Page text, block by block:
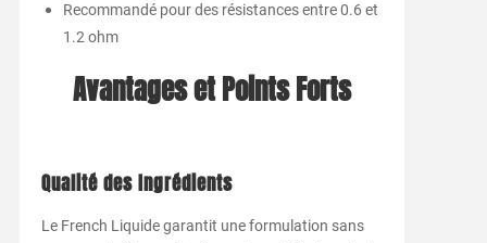
Recommandé pour des résistances entre 0.6 et
1.2 ohm
Avantages et Points Forts
Qualité des Ingrédients
Le French Liquide garantit une formulation sans